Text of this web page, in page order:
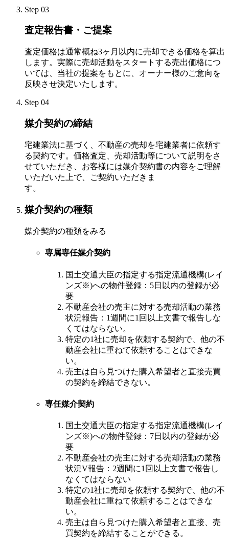
Step 03
査定報告書・ご提案
査定価格は通常概ね3ヶ月以内に売却できる価格を算出
します。実際に売却活動をスタートする売出価格につ
いては、当社の提案をもとに、オーナー様のご意向を
反映させ決定いたします。
Step 04
媒介契約の締結
宅建業法に基づく、不動産の売却を宅建業者に依頼す
る契約です。価格査定、売却活動等について説明をさ
せていただき、お客様には媒介契約書の内容をご理解
いただいた上で、ご契約いただきま
す。
媒介契約の種類
媒介契約の種類をみる
専属専任媒介契約
国土交通大臣の指定する指定流通機構(レイ
ンズ※)への物件登録：5日以内の登録が必
要
不動産会社の売主に対する売却活動の業務
状況報告：1週間に1回以上文書で報告しな
くてはならない。
特定の1社に売却を依頼する契約で、他の不
動産会社に重ねて依頼することはできな
い。
売主は自ら見つけた購入希望者と直接売買
の契約を締結できない。
専任媒介契約
国土交通大臣の指定する指定流通機構(レイ
ンズ※)への物件登録：7日以内の登録が必
要
不動産会社の売主に対する売却活動の業務
状況V報告：2週間に1回以上文書で報告し
なくてはならない
特定の1社に売却を依頼する契約で、他の不
動産会社に重ねて依頼することはできな
い。
売主は自ら見つけた購入希望者と直接、売
買契約を締結することができる。